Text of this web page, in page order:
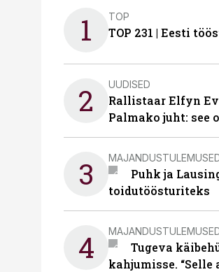
1 TOP
TOP 231 | Eesti
2 UUDISED
Rallistaar Elfyn
Palmako juht:
3
Puhk ja
toidutöösturiteks
4
Tugeva
kahjumisse.